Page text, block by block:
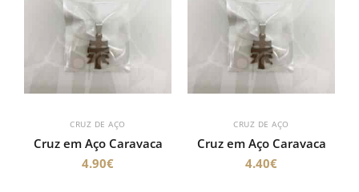
CRUZ DE AÇO
Cruz em Aço Caravaca
4.90€
CRUZ DE AÇO
Cruz em Aço Caravaca
4.40€